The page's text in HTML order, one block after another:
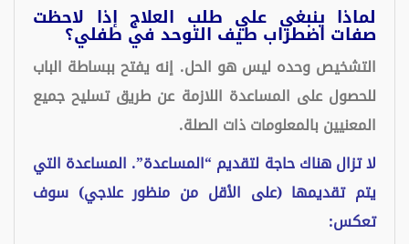
لماذا ينبغي علي طلب العلاج إذا لاحظت
صفات اضطراب طيف التوحد في طفلي؟
التشخيص وحده ليس هو الحل. إنه يفتح ببساطة الباب
للحصول على المساعدة اللازمة عن طريق تسليح جميع
المعنيين بالمعلومات ذات الصلة.
لا تزال هناك حاجة لتقديم “المساعدة”. المساعدة التي
يتم تقديمها (على الأقل من منظور علاجي) سوف
تعكس: